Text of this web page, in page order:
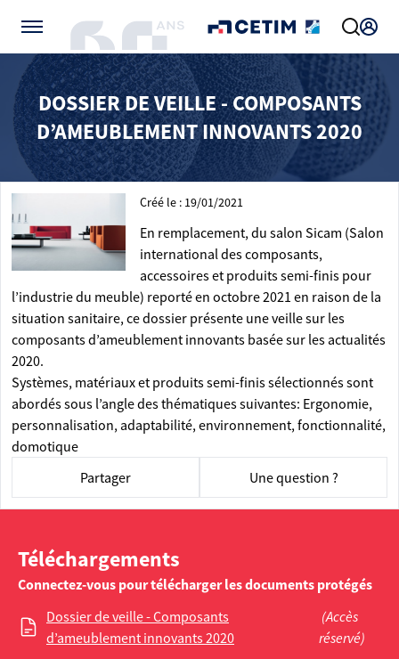
DOSSIER DE VEILLE - COMPOSANTS
D’AMEUBLEMENT INNOVANTS 2020
Créé le : 19/01/2021
En remplacement, du salon Sicam (Salon
international des composants,
accessoires et produits semi-finis pour
l’industrie du meuble) reporté en octobre 2021 en raison de la
situation sanitaire, ce dossier présente une veille sur les
composants d’ameublement innovants basée sur les actualités
2020.
Systèmes, matériaux et produits semi-finis sélectionnés sont
abordés sous l’angle des thématiques suivantes: Ergonomie,
personnalisation, adaptabilité, environnement, fonctionnalité,
domotique
Partager
Une question ?
Téléchargements
Connectez-vous pour télécharger les documents protégés
Dossier de veille - Composants
d’ameublement innovants 2020
(Accès
réservé)